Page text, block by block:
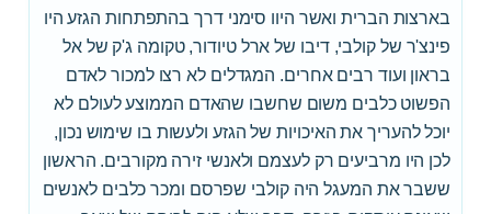
בארצות הברית ואשר היוו סימני דרך בהתפתחות הגזע היו
פינצ'ר של קולבי, דיבו של ארל טיודור, טקומה ג'ק של אל
בראון ועוד רבים אחרים. המגדלים לא רצו למכור לאדם
הפשוט כלבים משום שחשבו שהאדם הממוצע לעולם לא
יוכל להעריך את האיכויות של הגזע ולעשות בו שימוש נכון,
לכן היו מרביעים רק לעצמם ולאנשי זירה מקורבים. הראשון
ששבר את המעגל היה קולבי שפרסם ומכר כלבים לאנשים